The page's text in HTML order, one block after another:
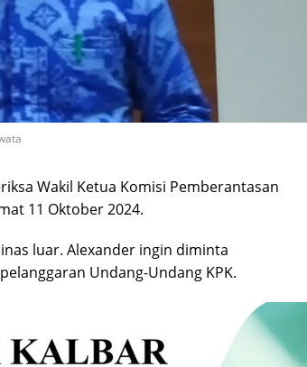
Wakil Ketua Komisi Pemberantasan
11 Oktober 2024.
luar. Alexander ingin diminta
Undang-Undang KPK.